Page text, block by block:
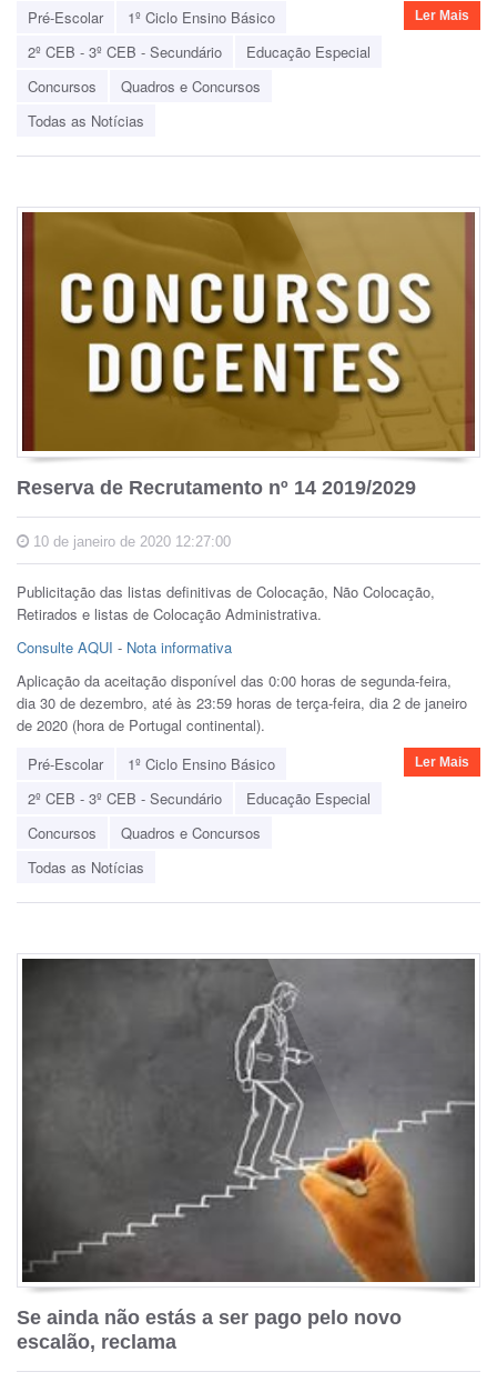
Pré-Escolar
1º Ciclo Ensino Básico
2º CEB - 3º CEB - Secundário
Educação Especial
Concursos
Quadros e Concursos
Todas as Notícias
Ler Mais
Reserva de Recrutamento nº 14 2019/2029
10 de janeiro de 2020 12:27:00
Publicitação das listas definitivas de Colocação, Não Colocação,
Retirados e listas de Colocação Administrativa.
Consulte AQUI - Nota informativa
Aplicação da aceitação disponível das 0:00 horas de segunda-feira,
dia 30 de dezembro, até às 23:59 horas de terça-feira, dia 2 de janeiro
de 2020 (hora de Portugal continental).
Pré-Escolar
1º Ciclo Ensino Básico
2º CEB - 3º CEB - Secundário
Educação Especial
Concursos
Quadros e Concursos
Todas as Notícias
Ler Mais
Se ainda não estás a ser pago pelo novo
escalão, reclama